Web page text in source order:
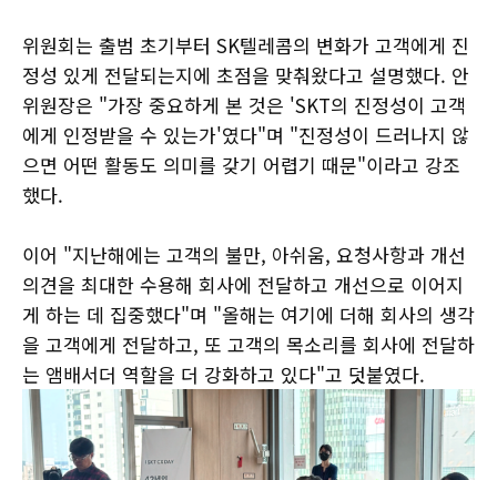
위원회는 출범 초기부터 SK텔레콤의 변화가 고객에게 진
정성 있게 전달되는지에 초점을 맞춰왔다고 설명했다. 안
위원장은 "가장 중요하게 본 것은 'SKT의 진정성이 고객
에게 인정받을 수 있는가'였다"며 "진정성이 드러나지 않
으면 어떤 활동도 의미를 갖기 어렵기 때문"이라고 강조
했다.
이어 "지난해에는 고객의 불만, 아쉬움, 요청사항과 개선
의견을 최대한 수용해 회사에 전달하고 개선으로 이어지
게 하는 데 집중했다"며 "올해는 여기에 더해 회사의 생각
을 고객에게 전달하고, 또 고객의 목소리를 회사에 전달하
는 앰배서더 역할을 더 강화하고 있다"고 덧붙였다.